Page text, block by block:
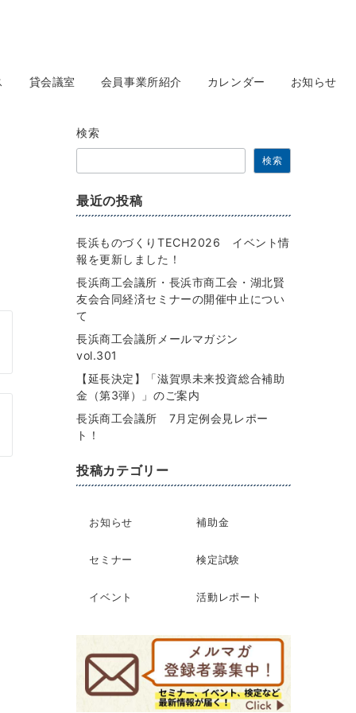
貸会議室 会員事業所紹介 カレンダー お知らせ
検索
検索
最近の投稿
長浜ものづくりTECH2026 イベント情
報を更新しました！
長浜商工会議所・長浜市商工会・湖北賢
友会合同経済セミナーの開催中止につい
て
長浜商工会議所メールマガジン
vol.301
【延長決定】「滋賀県未来投資総合補助
金（第3弾）」のご案内
長浜商工会議所 7月定例会見レポー
ト！
投稿カテゴリー
お知らせ 補助金
セミナー 検定試験
イベント 活動レポート